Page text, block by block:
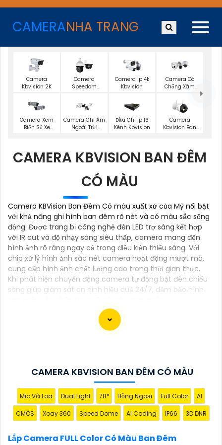
CAMERANHA TRANG
Camera
Kbvision 2K
Camera
Speedom
Camera Ip 4k
Kbvision
Camera Có
Chống Xâm
Camera Xem
Biển Số Xe
Camera Ghi Âm
Ngoài Trời
Đầu Ghi Ip 16
Kênh Kbvision
Camera
Kbvision Ban
CAMERA KBVISION BAN ĐÊM
CÓ MÀU
Camera KBVision Ban Đêm Có màu xuất xứ của Mỹ nổi bật
với khả năng ghi hình ban đêm rõ nét và có màu sắc sống
động. Được trang bị công nghệ đèn LED trợ sáng kết hợp
với IR cut và độ nhạy sáng siêu thấp, camera mang đến
hình ảnh rõ ràng ngay cả trong điều kiện thiếu sáng. Với
chip xử lý hình ảnh săc nét camera hoạt động mượt mà,
cung cấp hình ảnh chất lượng cao trong thời gian thực.
Khi phát hiện chuyển động camera tự động bật đèn chiếu
sáng giúp giám sát an ninh hiệu quả 24/7, đảm bảo hình
camera Full Color có màu ban đêm:
**Chọn camera Full Color có chất lượng hình ảnh
tốt**: Chọn camera có độ phân giải cao và cảm biến
hình ảnh cảm nhận ánh sáng ban đêm tốt để thu
được hình ảnh rõ nét.
📽2:**Vị trí lắp camera**: Đảm bảo lắp camera ở
những vị trí chiến lược để quan sát toàn bộ khu vực
CAMERA KBVISION BAN ĐÊM CÓ MÀU
Mic Và Loa Dual Light 78° Hồng Ngoại Full Color AI
CMOS Xoay 360 Speed Dome AI Coding IP66 3D DNR
Lắp Camera FULL Color Có Màu Ban Đêm